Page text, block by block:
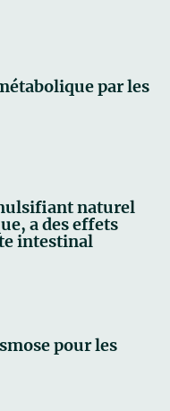
par les
naturel
a des effets
intestinal
pour les